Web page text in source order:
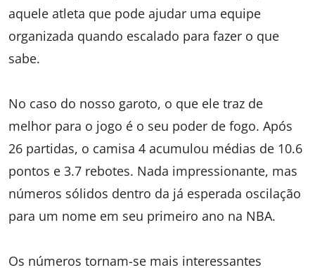
aquele atleta que pode ajudar uma equipe
organizada quando escalado para fazer o que
sabe.
No caso do nosso garoto, o que ele traz de
melhor para o jogo é o seu poder de fogo. Após
26 partidas, o camisa 4 acumulou médias de 10.6
pontos e 3.7 rebotes. Nada impressionante, mas
números sólidos dentro da já esperada oscilação
para um nome em seu primeiro ano na NBA.
Os números tornam-se mais interessantes